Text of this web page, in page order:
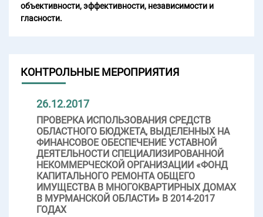
объективности, эффективности, независимости и
гласности.
КОНТРОЛЬНЫЕ МЕРОПРИЯТИЯ
26.12.2017
ПРОВЕРКА ИСПОЛЬЗОВАНИЯ СРЕДСТВ
ОБЛАСТНОГО БЮДЖЕТА, ВЫДЕЛЕННЫХ НА
ФИНАНСОВОЕ ОБЕСПЕЧЕНИЕ УСТАВНОЙ
ДЕЯТЕЛЬНОСТИ СПЕЦИАЛИЗИРОВАННОЙ
НЕКОММЕРЧЕСКОЙ ОРГАНИЗАЦИИ «ФОНД
КАПИТАЛЬНОГО РЕМОНТА ОБЩЕГО
ИМУЩЕСТВА В МНОГОКВАРТИРНЫХ ДОМАХ
В МУРМАНСКОЙ ОБЛАСТИ» В 2014-2017
ГОДАХ